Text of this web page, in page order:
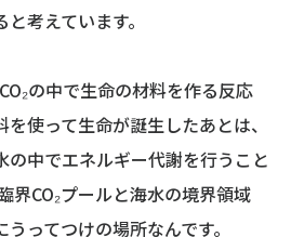
考えています。
の中で生命の材料を作る反応
使って生命が誕生したあとは、
の中でエネルギー代謝を行うこと
界CO₂プールと海水の境界領域
ってつけの場所なんです。